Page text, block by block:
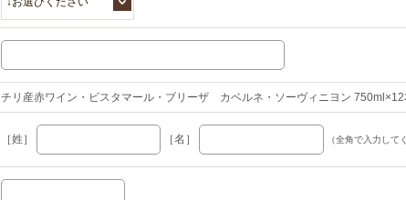
チリ産赤ワイン・ビスタマール・ブリーザ カベルネ・ソーヴィニヨン 750ml×12
［姓］
［名］ （全角で入力して